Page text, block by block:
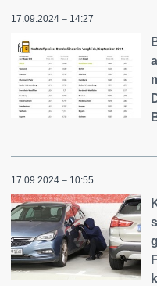
17.09.2024 – 14:27
17.09.2024 – 10:55